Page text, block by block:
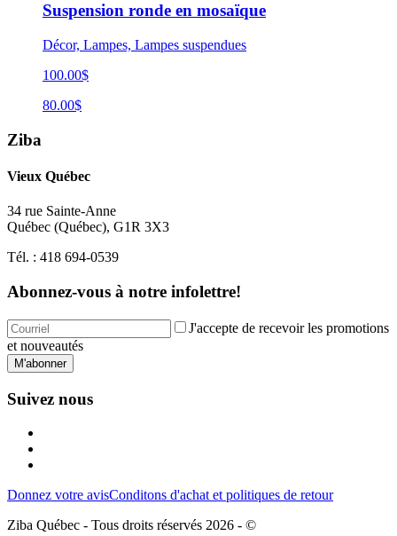
Suspension ronde en mosaïque
Décor, Lampes, Lampes suspendues
100.00$
80.00$
Ziba
Vieux Québec
34 rue Sainte-Anne
Québec (Québec), G1R 3X3
Tél. : 418 694-0539
Abonnez-vous à notre infolettre!
J'accepte de recevoir les promotions
et nouveautés
M'abonner
Suivez nous
Donnez votre avisConditons d'achat et politiques de retour
Ziba Québec - Tous droits réservés 2026 - ©